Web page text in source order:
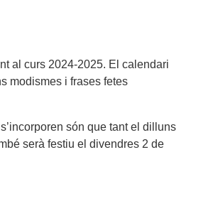
al curs 2024-2025. El calendari
modismes i frases fetes
són que tant el dilluns
serà festiu el divendres 2 de